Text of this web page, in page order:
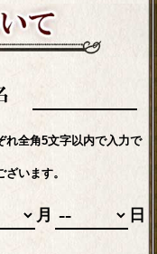
全角5文字以内で入力で
います。
月 日